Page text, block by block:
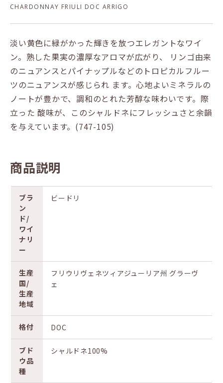
CHARDONNAY FRIULI DOC ARRIGO
淡い黄色に緑がかった輝きを放つエレガントなワイ
ン。熟した果実の濃厚なアロマが広がり、 リンゴ由来
のニュアンスとパイナップルなどのトロピカルフルー
ツのニュアンスが感じられ ます。心地よいミネラルの
ノートが豊かで、調和のとれた芳醇な味わいです。際
立った 酸味が、このシャルドネにフレッシュさと余韻
を与えています。(747-105)
商品説明
ブラ
ン
ド/
ワイ
ナリ
ー
ビードリ
生産
国/
生産
地域
フリウリヴェネツィアジューリア州 グラーヴ
ェ
格付 DOC
ブド
ウ品
種
シャルドネ100%